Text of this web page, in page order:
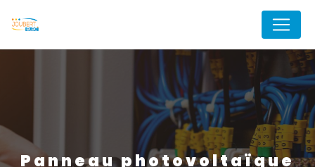
panneau photovoltaïque